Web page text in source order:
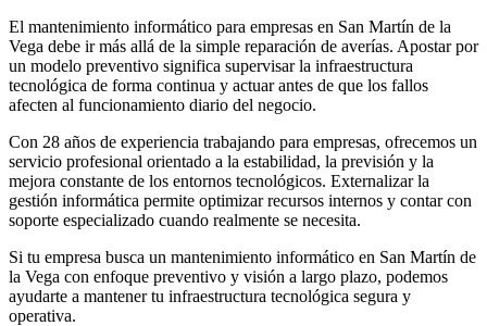
El mantenimiento informático para empresas en San Martín de la
Vega debe ir más allá de la simple reparación de averías. Apostar por
un modelo preventivo significa supervisar la infraestructura
tecnológica de forma continua y actuar antes de que los fallos
afecten al funcionamiento diario del negocio.
Con 28 años de experiencia trabajando para empresas, ofrecemos un
servicio profesional orientado a la estabilidad, la previsión y la
mejora constante de los entornos tecnológicos. Externalizar la
gestión informática permite optimizar recursos internos y contar con
soporte especializado cuando realmente se necesita.
Si tu empresa busca un mantenimiento informático en San Martín de
la Vega con enfoque preventivo y visión a largo plazo, podemos
ayudarte a mantener tu infraestructura tecnológica segura y
operativa.